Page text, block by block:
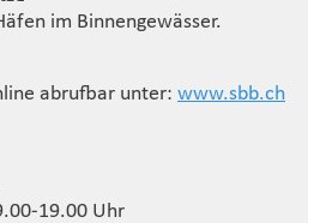
im Binnengewässer.
abrufbar unter: www.sbb.ch
19.00 Uhr